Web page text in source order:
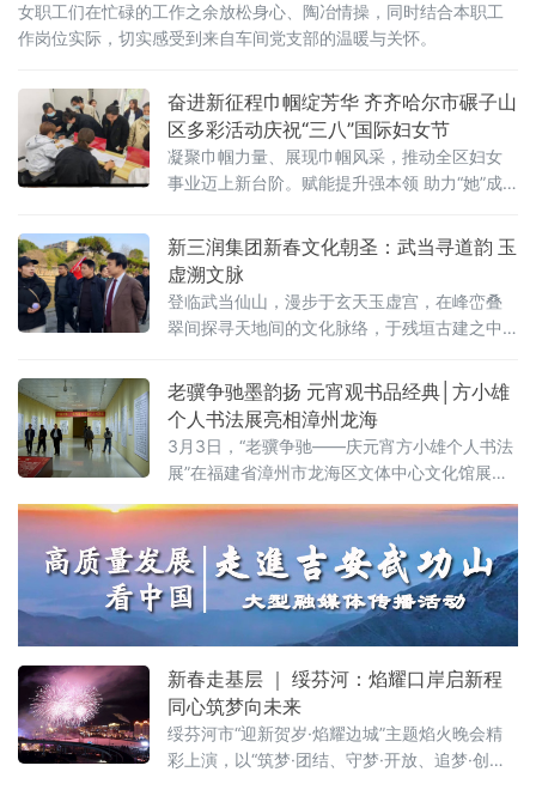
女职工们在忙碌的工作之余放松身心、陶冶情操，同时结合本职工
作岗位实际，切实感受到来自车间党支部的温暖与关怀。
奋进新征程巾帼绽芳华 齐齐哈尔市碾子山
区多彩活动庆祝“三八”国际妇女节
凝聚巾帼力量、展现巾帼风采，推动全区妇女
事业迈上新台阶。赋能提升强本领 助力“她”成
新三润集团新春文化朝圣：武当寻道韵 玉
虚溯文脉
登临武当仙山，漫步于玄天玉虚宫，在峰峦叠
翠间探寻天地间的文化脉络，于残垣古建之中
光深深浅浅的纹路里；每一眼，都饱含着沉郁
且厚重的感动。武当山，古称太和，素
老骥争驰墨韵扬 元宵观书品经典│方小雄
个人书法展亮相漳州龙海
3月3日，“老骥争驰——庆元宵方小雄个人书法
展”在福建省漳州市龙海区文体中心文化馆展厅
区文化馆、石溪书画院、区离退休教育工作者
协会、区茉莉花群众艺术馆承办，区融创企业
协会赞助，展期10天，持续至3月12日。本次展
览是龙海区2026年“三节”文体活动安排之一，
集中展出方小雄近年精品力作，核心呈现其耗
新春走基层 ｜ 绥芬河：焰耀口岸启新程
同心筑梦向未来
绥芬河市“迎新贺岁·焰耀边城”主题焰火晚会精
彩上演，以“筑梦·团结、守梦·开放、追梦·创